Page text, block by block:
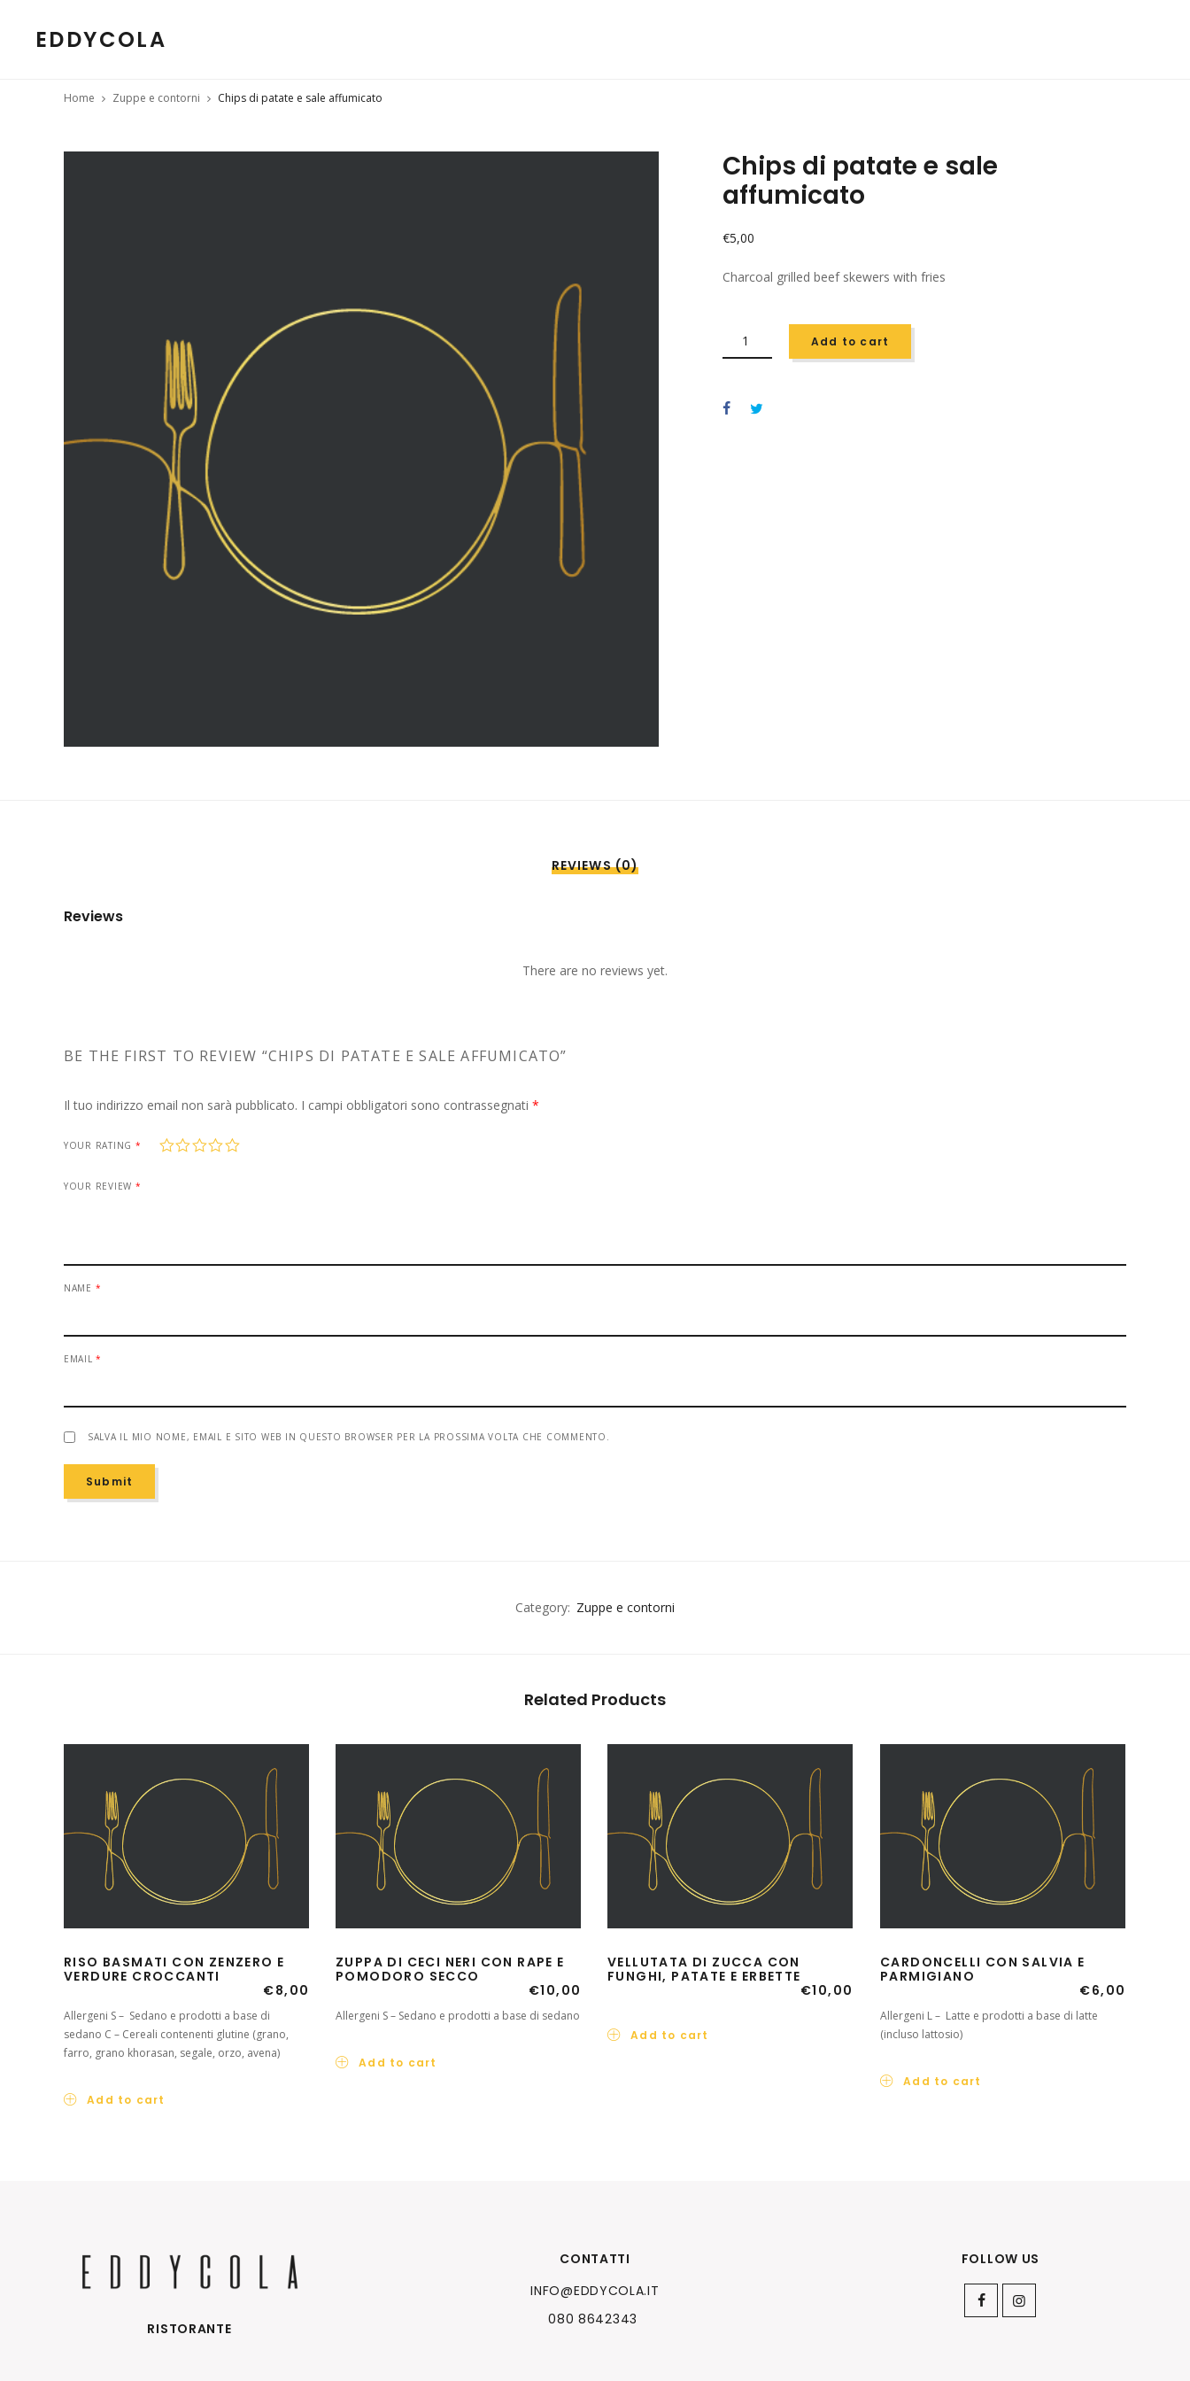
EDDYCOLA
Home Zuppe e contorni Chips di patate e sale affumicato
Chips di patate e sale
affumicato
€5,00
Charcoal grilled beef skewers with fries
PATATE
SALE
Add to cart
REVIEWS (0)
Reviews
There are no reviews yet.
BE THE FIRST TO REVIEW “CHIPS DI PATATE E SALE AFFUMICATO”
Il tuo indirizzo email non sarà pubblicato. I campi obbligatori sono contrassegnati *
YOUR RATING * 1 2 3 4 5
YOUR REVIEW *
NAME *
EMAIL*
SALVA IL MIO NOME, EMAIL E SITO WEB IN QUESTO BROWSER PER LA PROSSIMA VOLTA CHE COMMENTO.
Category: Zuppe e contorni
Related Products
RISO BASMATI CON ZENZERO E
VERDURE CROCCANTI
€8,00
Allergeni S – Sedano e prodotti a base di
sedano C – Cereali contenenti glutine (grano,
farro, grano khorasan, segale, orzo, avena)
Add to cart
ZUPPA DI CECI NERI CON RAPE E
POMODORO SECCO
€10,00
Allergeni S – Sedano e prodotti a base di sedano
Add to cart
VELLUTATA DI ZUCCA CON
FUNGHI, PATATE E ERBETTE
€10,00
Add to cart
CARDONCELLI CON SALVIA E
PARMIGIANO
€6,00
Allergeni L – Latte e prodotti a base di latte
(incluso lattosio)
Add to cart
RISTORANTE
CONTATTI
INFO@EDDYCOLA.IT
080 8642343
FOLLOW US